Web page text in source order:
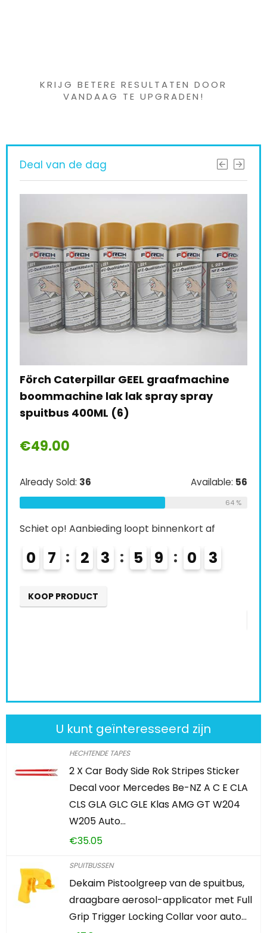
KRIJG BETERE RESULTATEN DOOR
VANDAAG TE UPGRADEN!
Deal van de dag
Förch Caterpillar GEEL graafmachine
boommachine lak lak spray spray
spuitbus 400ML (6)
€49.00
Already Sold: 36 Available: 56
64 %
Schiet op! Aanbieding loopt binnenkort af
0 7 2 3 5 9 0 1
2
KOOP PRODUCT
U kunt geïnteresseerd zijn
HECHTENDE TAPES
2 X Car Body Side Rok Stripes Sticker
Decal voor Mercedes Be-NZ A C E CLA
CLS GLA GLC GLE Klas AMG GT W204
W205 Auto…
€35.05
SPUITBUSSEN
Dekaim Pistoolgreep van de spuitbus,
draagbare aerosol-applicator met Full
Grip Trigger Locking Collar voor auto…